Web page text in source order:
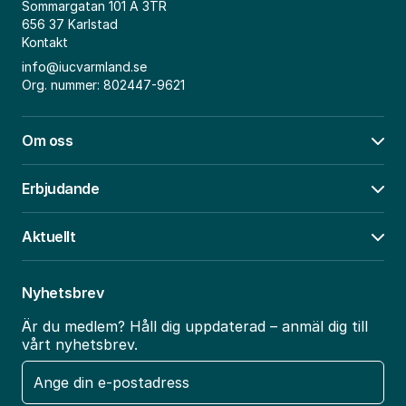
Sommargatan 101 A 3TR
656 37 Karlstad
Kontakt
info@iucvarmland.se
Org. nummer: 802447-9621
Om oss
Erbjudande
Aktuellt
Nyhetsbrev
Är du medlem? Håll dig uppdaterad – anmäl dig till
vårt nyhetsbrev.
E-
post